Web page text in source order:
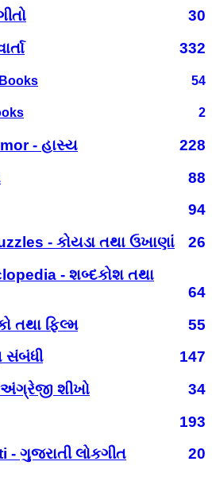
30
332
54
2
- હાસ્ય
228
88
94
- કોયડા તથા ઉખાણાં
26
- શબ્દકોશ તથા
64
તથા ફિલ્મ
55
સંબંધી
147
શીખો
34
193
- ગુજરાતી લોકગીત
20